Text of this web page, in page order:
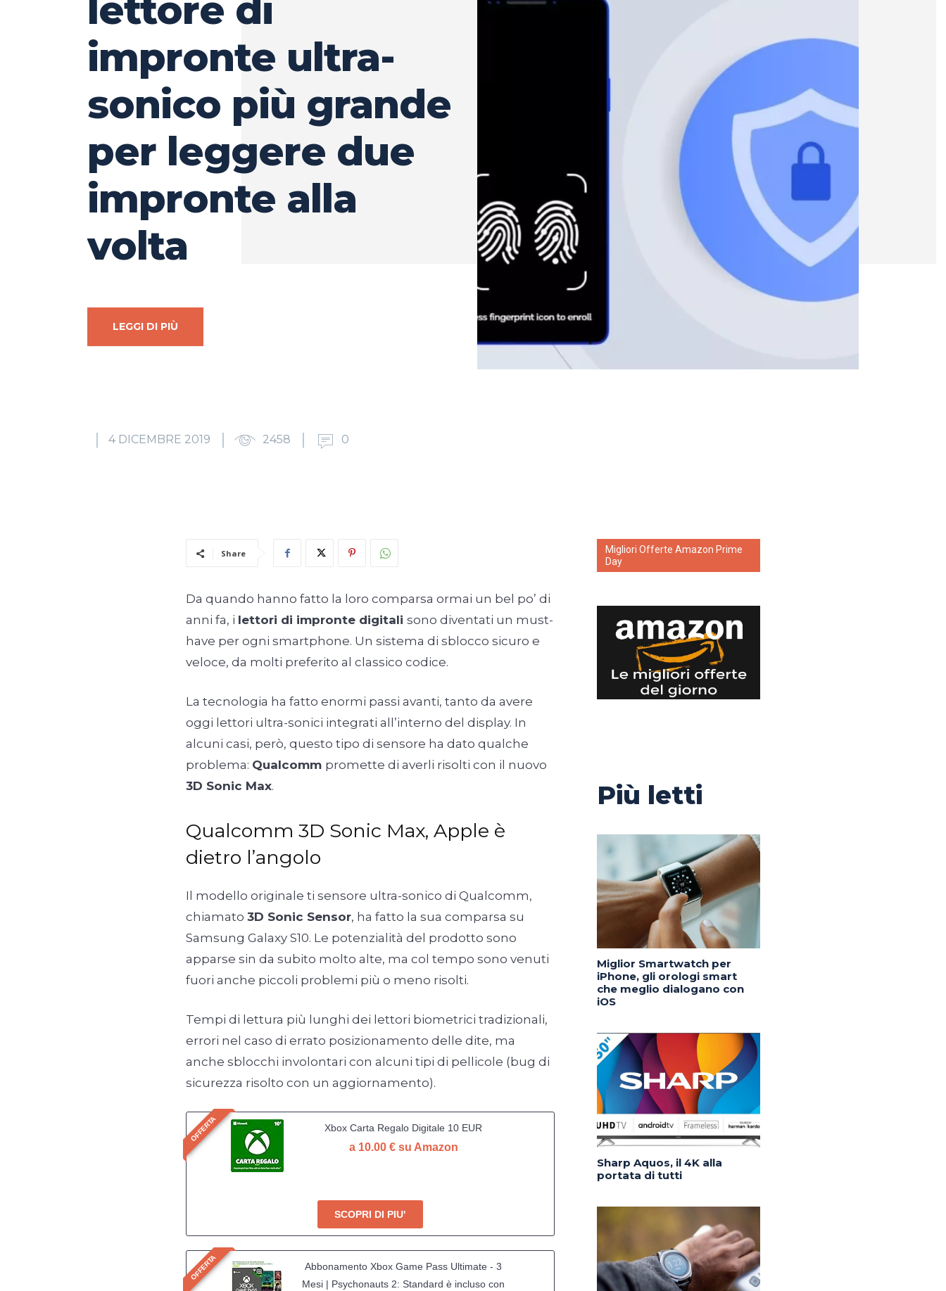
lettore di
impronte ultra-
sonico più grande
per leggere due
impronte alla
volta
LEGGI DI PIÙ
4 DICEMBRE 2019 2458 0
Share
Da quando hanno fatto la loro comparsa ormai un bel po’ di
anni fa, i lettori di impronte digitali sono diventati un must-
have per ogni smartphone. Un sistema di sblocco sicuro e
veloce, da molti preferito al classico codice.
La tecnologia ha fatto enormi passi avanti, tanto da avere
oggi lettori ultra-sonici integrati all’interno del display. In
alcuni casi, però, questo tipo di sensore ha dato qualche
problema: Qualcomm promette di averli risolti con il nuovo
3D Sonic Max.
Qualcomm 3D Sonic Max, Apple è
dietro l’angolo
Il modello originale ti sensore ultra-sonico di Qualcomm,
chiamato 3D Sonic Sensor, ha fatto la sua comparsa su
Samsung Galaxy S10. Le potenzialità del prodotto sono
apparse sin da subito molto alte, ma col tempo sono venuti
fuori anche piccoli problemi più o meno risolti.
Tempi di lettura più lunghi dei lettori biometrici tradizionali,
errori nel caso di errato posizionamento delle dite, ma
anche sblocchi involontari con alcuni tipi di pellicole (bug di
sicurezza risolto con un aggiornamento).
OFFERTA Xbox Carta Regalo Digitale 10 EUR
a 10.00 € su Amazon
SCOPRI DI PIU'
OFFERTA
Abbonamento Xbox Game Pass Ultimate - 3
Mesi | Psychonauts 2: Standard è incluso con
Migliori Offerte Amazon Prime
Day
Più letti
Miglior Smartwatch per
iPhone, gli orologi smart
che meglio dialogano con
iOS
Sharp Aquos, il 4K alla
portata di tutti